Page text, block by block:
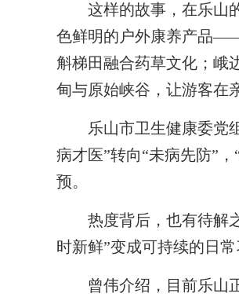
这样的故事，在乐山的
色鲜明的户外康养产品
斛梯田融合药草文化；峨
甸与原始峡谷，让游客在
乐山市卫生健康委党组
病才医”转向“未病先防”
预。
热度背后，也有待解之
时新鲜”变成可持续的日常
曾伟介绍，目前乐山正